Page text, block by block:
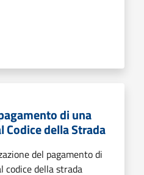
di una
Codice della Strada
del pagamento di
codice della strada